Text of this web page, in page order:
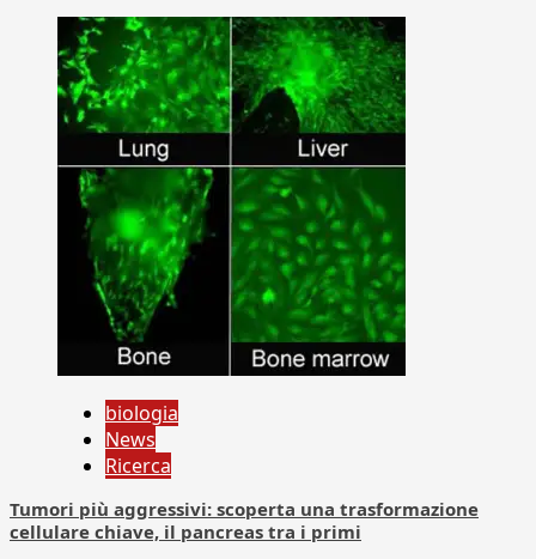
biologia
News
Ricerca
Tumori più aggressivi: scoperta una trasformazione
cellulare chiave, il pancreas tra i primi